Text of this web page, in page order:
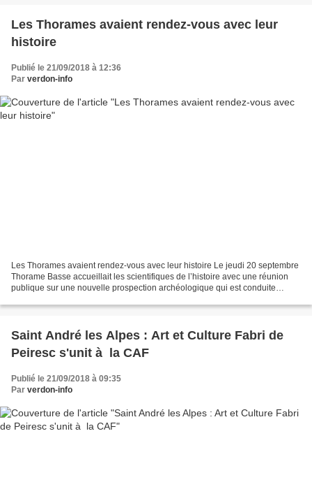
Les Thorames avaient rendez-vous avec leur
histoire
Publié le 21/09/2018 à 12:36
Par verdon-info
Les Thorames avaient rendez-vous avec leur histoire Le jeudi 20 septembre
Thorame Basse accueillait les scientifiques de l’histoire avec une réunion
publique sur une nouvelle prospection archéologique qui est conduite
Saint André les Alpes : Art et Culture Fabri de
Peiresc s'unit à la CAF
Publié le 21/09/2018 à 09:35
Par verdon-info